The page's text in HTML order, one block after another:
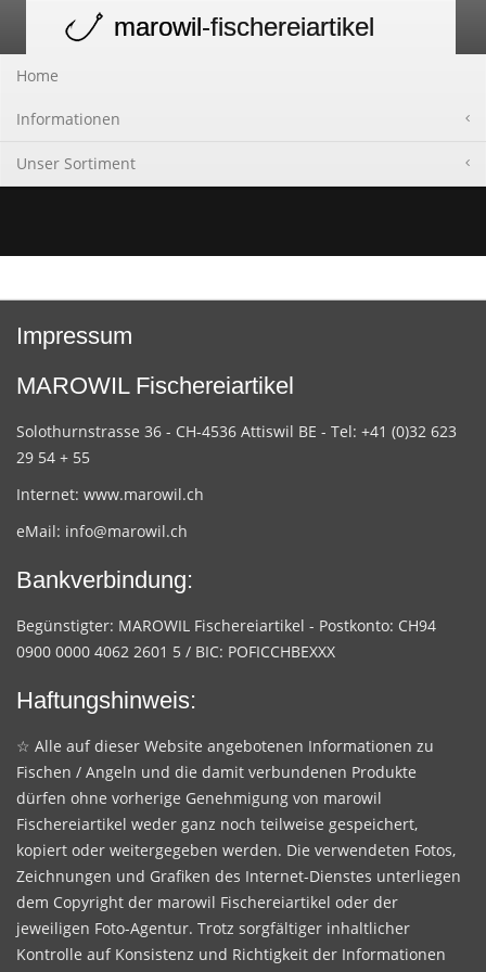
navigation
marowil-fischereiartikel
Home
Informationen
Unser Sortiment
Impressum
MAROWIL Fischereiartikel
Solothurnstrasse 36 - CH-4536 Attiswil BE - Tel: +41 (0)32 623
29 54 + 55
Internet: www.marowil.ch
eMail: info@marowil.ch
Bankverbindung:
Begünstigter: MAROWIL Fischereiartikel - Postkonto: CH94
0900 0000 4062 2601 5 / BIC: POFICCHBEXXX
Haftungshinweis:
☆ Alle auf dieser Website angebotenen Informationen zu
Fischen / Angeln und die damit verbundenen Produkte
dürfen ohne vorherige Genehmigung von marowil
Fischereiartikel weder ganz noch teilweise gespeichert,
kopiert oder weitergegeben werden. Die verwendeten Fotos,
Zeichnungen und Grafiken des Internet-Dienstes unterliegen
dem Copyright der marowil Fischereiartikel oder der
jeweiligen Foto-Agentur. Trotz sorgfältiger inhaltlicher
Kontrolle auf Konsistenz und Richtigkeit der Informationen